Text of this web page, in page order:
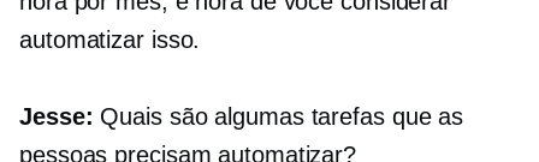
automatizar isso.
Jesse: Quais são algumas tarefas que as
pessoas precisam automatizar?